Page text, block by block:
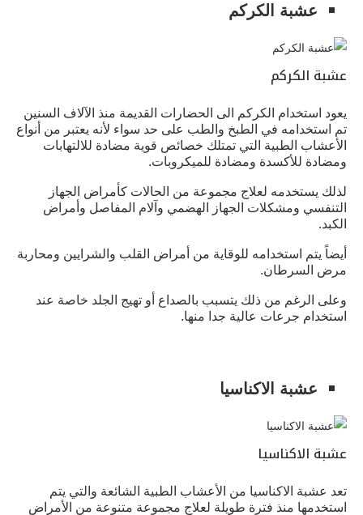
عشبة الكركم
عشبة الكركم
يعود استخدام الكركم الى الحضارات القديمة منذ الآلاف السنين
تم استخدامه في الطبخ والطب على حد سواء لأنه يعتبر من أنواع
الأعشاب الطبية التي تمتلك خصائص قوية مضادة للالتهابات
ومضادة للأكسدة ومضادة للميكروبات.
لذلك يستخدمه لعلاج مجموعة من الحالات كأمراض الجهاز
التنفسي ومشكلات الجهاز الهضمي وآلام المفاصل وأمراض
الكبد.
أيضاً يتم استخدامه للوقاية من أمراض القلب والشرايين ومحاربة
مرض السرطان.
وعلى الرغم من ذلك يتسبب بالصداع أو تهيج الجلد خاصة عند
استخدام جرعات عالية جدا منها.
عشبة الاكناسيا
عشبة الاكناسيا
تعد عشبة الاكناسيا من الأعشاب الطبية الشائعة والتي يتم
استخدمها منذ فترة طويلة لعلاج مجموعة متنوعة من الأمراض